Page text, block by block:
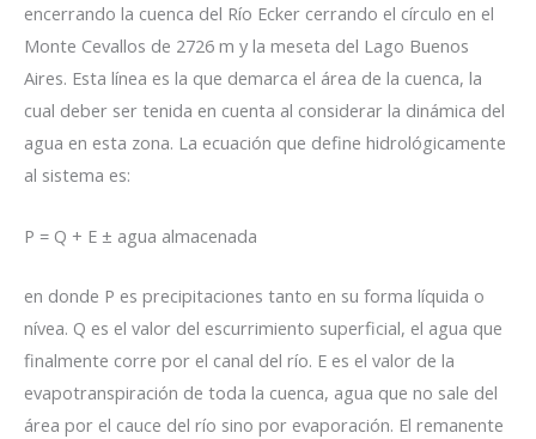
encerrando la cuenca del Río Ecker cerrando el círculo en el
Monte Cevallos de 2726 m y la meseta del Lago Buenos
Aires. Esta línea es la que demarca el área de la cuenca, la
cual deber ser tenida en cuenta al considerar la dinámica del
agua en esta zona. La ecuación que define hidrológicamente
al sistema es:
P = Q + E ± agua almacenada
en donde P es precipitaciones tanto en su forma líquida o
nívea. Q es el valor del escurrimiento superficial, el agua que
finalmente corre por el canal del río. E es el valor de la
evapotranspiración de toda la cuenca, agua que no sale del
área por el cauce del río sino por evaporación. El remanente